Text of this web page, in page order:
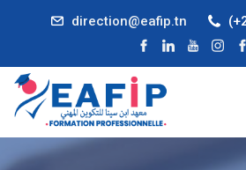
direction@eafip.tn